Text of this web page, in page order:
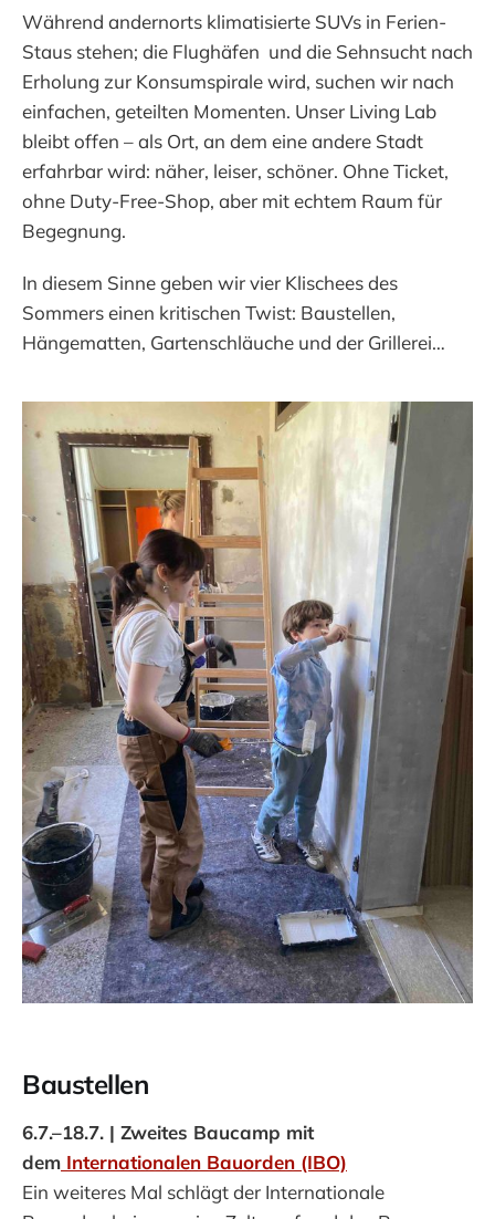
Während andernorts klimatisierte SUVs in Ferien-
Staus stehen; die Flughäfen und die Sehnsucht nach
Erholung zur Konsumspirale wird, suchen wir nach
einfachen, geteilten Momenten. Unser Living Lab
bleibt offen – als Ort, an dem eine andere Stadt
erfahrbar wird: näher, leiser, schöner. Ohne Ticket,
ohne Duty-Free-Shop, aber mit echtem Raum für
Begegnung.
In diesem Sinne geben wir vier Klischees des
Sommers einen kritischen Twist: Baustellen,
Hängematten, Gartenschläuche und der Grillerei…
Baustellen
6.7.–18.7. | Zweites Baucamp mit
dem Internationalen Bauorden (IBO)
Ein weiteres Mal schlägt der Internationale